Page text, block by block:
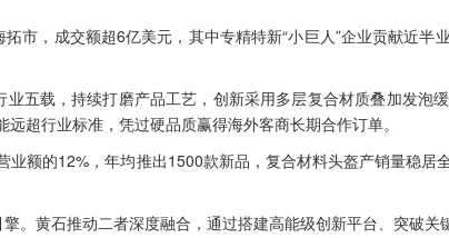
，成交额超6亿美元，其中专精特新“小巨人”企业贡献近半
载，持续打磨产品工艺，创新采用多层复合材质叠加发泡
超行业标准，凭过硬品质赢得海外客商长期合作订单。
额的12%，年均推出1500款新品，复合材料头盔产销量稳居
黄石推动二者深度融合，通过搭建高能级创新平台、突破关